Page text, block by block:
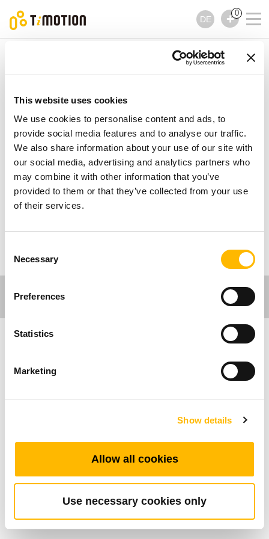
This website uses cookies
We use cookies to personalise content and ads, to
provide social media features and to analyse our traffic.
We also share information about your use of our site with
our social media, advertising and analytics partners who
may combine it with other information that you’ve
provided to them or that they’ve collected from your use
of their services.
Selection
Necessary
Preferences
Statistics
Marketing
Show details
Allow all cookies
Use necessary cookies only
DE
0
TDH12P Serie
TDH12P Serie
Bedienelemente
HöheverstellungAPP. Es ermöglicht dem
ausgestattet. Das TDH12P kann mit dem
Bluetooth-Adapter TWD1 betrieben werden, der
es dem Benutzer ermöglicht, das Pult über die
APP "Stand up Pls" fernzusteuern.